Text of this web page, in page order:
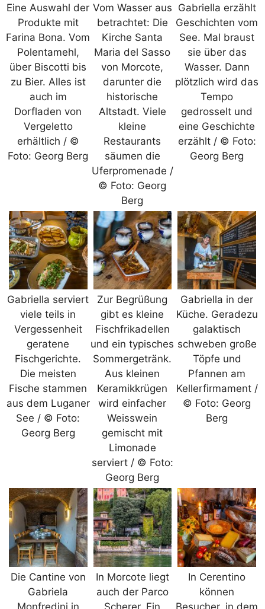
Eine Auswahl der
Produkte mit
Farina Bona. Vom
Polentamehl,
über Biscotti bis
zu Bier. Alles ist
auch im
Dorfladen von
Vergeletto
erhältlich / ©
Foto: Georg Berg
Vom Wasser aus
betrachtet: Die
Kirche Santa
Maria del Sasso
von Morcote,
darunter die
historische
Altstadt. Viele
kleine
Restaurants
säumen die
Uferpromenade /
© Foto: Georg
Berg
Gabriella erzählt
Geschichten vom
See. Mal braust
sie über das
Wasser. Dann
plötzlich wird das
Tempo
gedrosselt und
eine Geschichte
erzählt / © Foto:
Georg Berg
Gabriella serviert
viele teils in
Vergessenheit
geratene
Fischgerichte.
Die meisten
Fische stammen
aus dem Luganer
See / © Foto:
Georg Berg
Zur Begrüßung
gibt es kleine
Fischfrikadellen
und ein typisches
Sommergetränk.
Aus kleinen
Keramikkrügen
wird einfacher
Weisswein
gemischt mit
Limonade
serviert / © Foto:
Georg Berg
Gabriella in der
Küche. Geradezu
galaktisch
schweben große
Töpfe und
Pfannen am
Kellerfirmament /
© Foto: Georg
Berg
Die Cantine von
Gabriela
In Morcote liegt
auch der Parco
In Cerentino
können